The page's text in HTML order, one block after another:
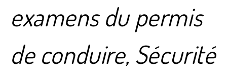
examens du permis
de conduire, Sécurité